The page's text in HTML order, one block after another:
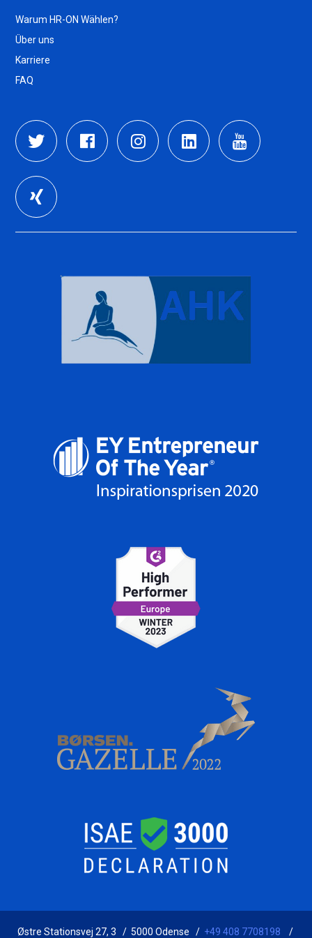
Warum HR-ON Wählen?
Über uns
Karriere
FAQ
Østre Stationsvej 27, 3 / 5000 Odense / +49 408 7708198 /